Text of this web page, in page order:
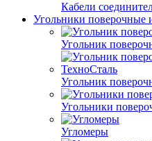
Кабели
Угольники поверочные
Угольник
Угольник
Угольники
Угломеры